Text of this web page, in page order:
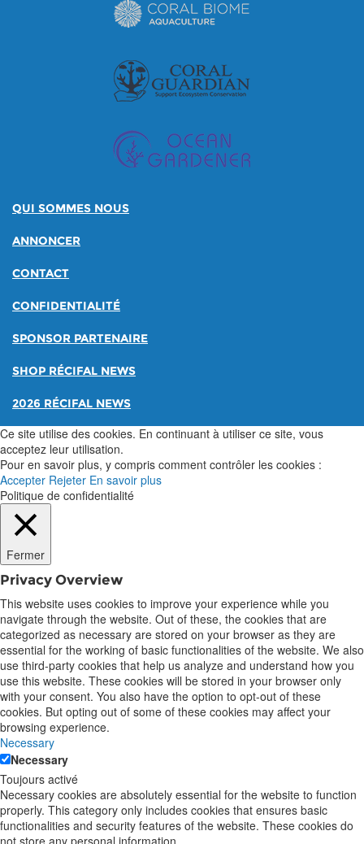
QUI SOMMES NOUS
ANNONCER
CONTACT
CONFIDENTIALITÉ
SPONSOR PARTENAIRE
SHOP RÉCIFAL NEWS
2026 RÉCIFAL NEWS
Ce site utilise des cookies. En continuant à utiliser ce site, vous
acceptez leur utilisation.
Pour en savoir plus, y compris comment contrôler les cookies :
Accepter Rejeter En savoir plus
Politique de confidentialité
Fermer
Privacy Overview
This website uses cookies to improve your experience while you
navigate through the website. Out of these, the cookies that are
categorized as necessary are stored on your browser as they are
essential for the working of basic functionalities of the website. We also
use third-party cookies that help us analyze and understand how you
use this website. These cookies will be stored in your browser only
with your consent. You also have the option to opt-out of these
cookies. But opting out of some of these cookies may affect your
browsing experience.
Necessary
Necessary
Toujours activé
Necessary cookies are absolutely essential for the website to function
properly. This category only includes cookies that ensures basic
functionalities and security features of the website. These cookies do